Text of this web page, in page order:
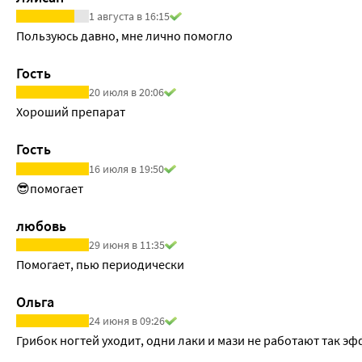
1 августа в 16:15
Пользуюсь давно, мне лично помогло
Гость
20 июля в 20:06
Хороший препарат
Гость
16 июля в 19:50
😎помогает
любовь
29 июня в 11:35
Помогает, пью периодически
Ольга
24 июня в 09:26
Грибок ногтей уходит, одни лаки и мази не работают так